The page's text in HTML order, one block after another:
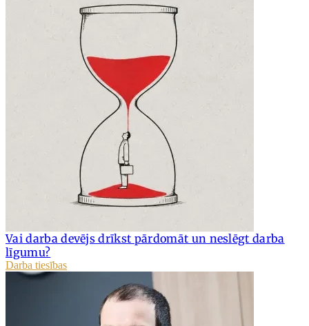
Vai darba devējs drīkst pārdomāt un neslēgt darba
līgumu?
Darba tiesības